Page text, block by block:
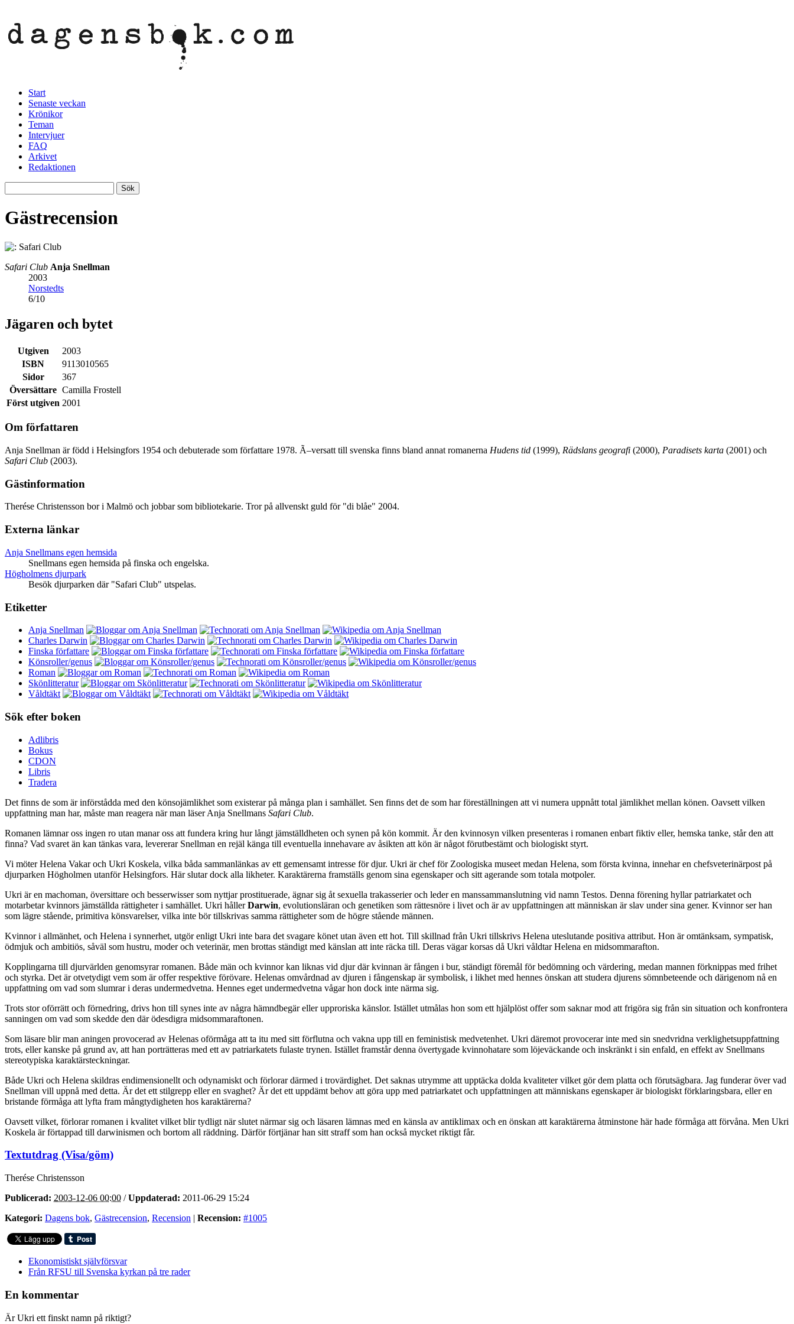
Start
Senaste veckan
Krönikor
Teman
Intervjuer
FAQ
Arkivet
Redaktionen
Gästrecension
Safari Club Anja Snellman
2003
Norstedts
6/10
Jägaren och bytet
Utgiven
2003
ISBN
9113010565
Sidor
367
Översättare Camilla Frostell
Först utgiven 2001
Om författaren
Anja Snellman är född i Helsingfors 1954 och debuterade som författare 1978. Ã–versatt till svenska finns bland annat romanerna Hudens tid (1999), Rädslans geografi (2000), Paradisets karta (2001) och
Safari Club (2003).
Gästinformation
Therése Christensson bor i Malmö och jobbar som bibliotekarie. Tror på allvenskt guld för "di blåe" 2004.
Externa länkar
Anja Snellmans egen hemsida
Snellmans egen hemsida på finska och engelska.
Högholmens djurpark
Besök djurparken där "Safari Club" utspelas.
Etiketter
Anja Snellman
Charles Darwin
Finska författare
Könsroller/genus
Roman
Skönlitteratur
Våldtäkt
Sök efter boken
Adlibris
Bokus
CDON
Libris
Tradera
Det finns de som är införstådda med den könsojämlikhet som existerar på många plan i samhället. Sen finns det de som har föreställningen att vi numera uppnått total jämlikhet mellan könen. Oavsett vilken
uppfattning man har, måste man reagera när man läser Anja Snellmans Safari Club.
Romanen lämnar oss ingen ro utan manar oss att fundera kring hur långt jämställdheten och synen på kön kommit. Är den kvinnosyn vilken presenteras i romanen enbart fiktiv eller, hemska tanke, står den att
finna? Vad svaret än kan tänkas vara, levererar Snellman en rejäl känga till eventuella innehavare av åsikten att kön är något förutbestämt och biologiskt styrt.
Vi möter Helena Vakar och Ukri Koskela, vilka båda sammanlänkas av ett gemensamt intresse för djur. Ukri är chef för Zoologiska museet medan Helena, som första kvinna, innehar en chefsveterinärpost på
djurparken Högholmen utanför Helsingfors. Här slutar dock alla likheter. Karaktärerna framställs genom sina egenskaper och sitt agerande som totala motpoler.
Ukri är en machoman, översittare och besserwisser som nyttjar prostituerade, ägnar sig åt sexuella trakasserier och leder en manssammanslutning vid namn Testos. Denna förening hyllar patriarkatet och
motarbetar kvinnors jämställda rättigheter i samhället. Ukri hållerDarwin, evolutionsläran och genetiken som rättesnöre i livet och är av uppfattningen att människan är slav under sina gener. Kvinnor ser han
som lägre stående, primitiva könsvarelser, vilka inte bör tillskrivas samma rättigheter som de högre stående männen.
Kvinnor i allmänhet, och Helena i synnerhet, utgör enligt Ukri inte bara det svagare könet utan även ett hot. Till skillnad från Ukri tillskrivs Helena uteslutande positiva attribut. Hon är omtänksam, sympatisk,
ödmjuk och ambitiös, såväl som hustru, moder och veterinär, men brottas ständigt med känslan att inte räcka till. Deras vägar korsas då Ukri våldtar Helena en midsommarafton.
Kopplingarna till djurvärlden genomsyrar romanen. Både män och kvinnor kan liknas vid djur där kvinnan är fången i bur, ständigt föremål för bedömning och värdering, medan mannen förknippas med frihet
och styrka. Det är otvetydigt vem som är offer respektive förövare. Helenas omvårdnad av djuren i fångenskap är symbolisk, i likhet med hennes önskan att studera djurens sömnbeteende och därigenom nå en
uppfattning om vad som slumrar i deras undermedvetna. Hennes eget undermedvetna vågar hon dock inte närma sig.
Trots stor oförrätt och förnedring, drivs hon till synes inte av några hämndbegär eller upproriska känslor. Istället utmålas hon som ett hjälplöst offer som saknar mod att frigöra sig från sin situation och konfrontera
sanningen om vad som skedde den där ödesdigra midsommaraftonen.
Som läsare blir man aningen provocerad av Helenas oförmåga att ta itu med sitt förflutna och vakna upp till en feministisk medvetenhet. Ukri däremot provocerar inte med sin snedvridna verklighetsuppfattning
trots, eller kanske på grund av, att han porträtteras med ett av patriarkatets fulaste trynen. Istället framstår denna övertygade kvinnohatare som löjeväckande och inskränkt i sin enfald, en effekt av Snellmans
stereotypiska karaktärsteckningar.
Både Ukri och Helena skildras endimensionellt och odynamiskt och förlorar därmed i trovärdighet. Det saknas utrymme att upptäcka dolda kvaliteter vilket gör dem platta och förutsägbara. Jag funderar över vad
Snellman vill uppnå med detta. Är det ett stilgrepp eller en svaghet? Är det ett uppdämt behov att göra upp med patriarkatet och uppfattningen att människans egenskaper är biologiskt förklaringsbara, eller en
bristande förmåga att lyfta fram mångtydigheten hos karaktärerna?
Oavsett vilket, förlorar romanen i kvalitet vilket blir tydligt när slutet närmar sig och läsaren lämnas med en känsla av antiklimax och en önskan att karaktärerna åtminstone här hade förmåga att förvåna. Men Ukri
Koskela är förtappad till darwinismen och bortom all räddning. Därför förtjänar han sitt straff som han också mycket riktigt får.
Textutdrag (Visa/göm)
Therése Christensson
Publicerad: 2003-12-06 00:00 /Uppdaterad: 2011-06-29 15:24
Kategori: Dagens bok, Gästrecension, Recension | Recension: #1005
Ekonomistiskt självförsvar
Från RFSU till Svenska kyrkan på tre rader
En kommentar
Är Ukri ett finskt namn på riktigt?